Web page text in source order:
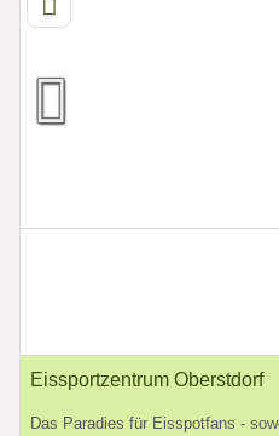
Eissportzentrum Oberstdorf
Das Paradies für Eisspotfans -